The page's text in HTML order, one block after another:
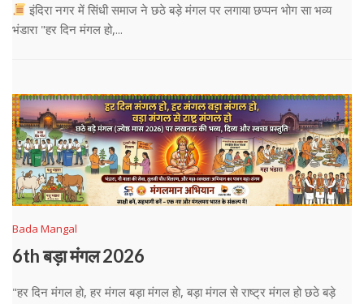
इंदिरा नगर में सिंधी समाज ने छठे बड़े मंगल पर लगाया छप्पन भोग सा भव्य
भंडारा "हर दिन मंगल हो,...
Bada Mangal
6th बड़ा मंगल 2026
"हर दिन मंगल हो, हर मंगल बड़ा मंगल हो, बड़ा मंगल से राष्ट्र मंगल हो छठे बड़े